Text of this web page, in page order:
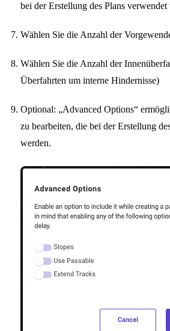
bei der Erstellung des Plans
Wählen Sie die Anzahl der
Wählen Sie die Anzahl der
Überfahrten um interne Hindernisse)
Optional: „Advanced Options“
zu bearbeiten, die bei der Erstellung
werden.